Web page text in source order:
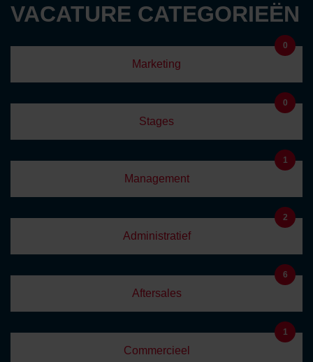
VACATURE CATEGORIEËN
Marketing
0
Stages
0
Management
1
Administratief
2
Aftersales
6
Commercieel
1